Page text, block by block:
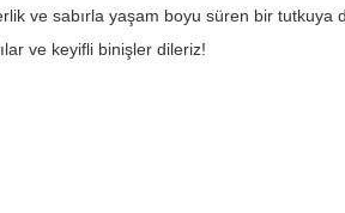
ve sabırla yaşam boyu süren bir tutkuya
ve keyifli binişler dileriz!